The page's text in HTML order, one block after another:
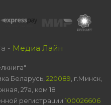
- Медиа Лайн
Беларусь, 220089 , г.Минск,
27а, ком 18
регистрации 100026606